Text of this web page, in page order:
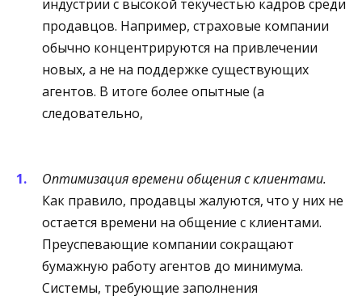
индустрии с высокой текучестью кадров среди
продавцов. Например, страховые компании
обычно концентрируются на привлечении
новых, а не на поддержке существующих
агентов. В итоге более опытные (а
следовательно,
Оптимизация времени общения с клиентами.
Как правило, продавцы жалуются, что у них не
остается времени на общение с клиентами.
Преуспевающие компании сокращают
бумажную работу агентов до минимума.
Системы, требующие заполнения